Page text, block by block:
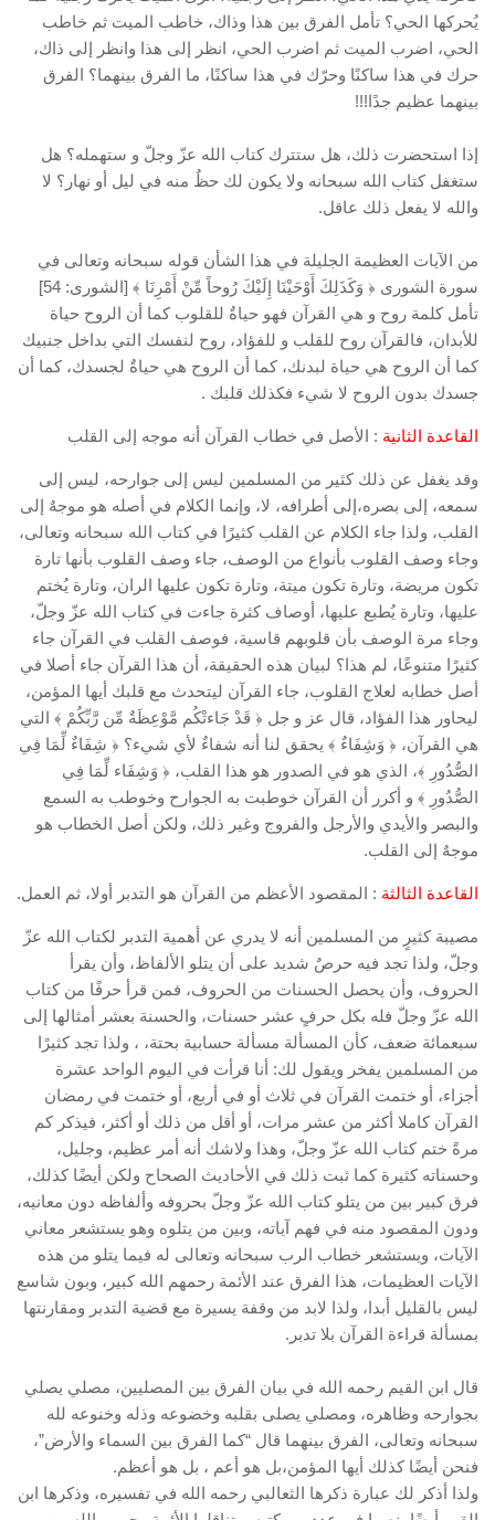
يُحركها الحي؟ تأمل الفرق بين هذا وذاك، خاطب الميت ثم خاطب
الحي، اضرب الميت ثم اضرب الحي، انظر إلى هذا وانظر إلى ذاك،
حرك في هذا ساكنًا وحرّك في هذا ساكنًا، ما الفرق بينهما؟ الفرق
بينهما عظيم جدًا!!!
إذا استحضرت ذلك، هل ستترك كتاب الله عزّ وجلّ و ستهمله؟ هل
ستغفل كتاب الله سبحانه ولا يكون لك حظٌ منه في ليل أو نهار؟ لا
والله لا يفعل ذلك عاقل.
من الآيات العظيمة الجليلة في هذا الشأن قوله سبحانه وتعالى في
سورة الشورى ﴿ وَكَذَلِكَ أَوْحَيْنَا إِلَيْكَ رُوحاً مِّنْ أَمْرِنَا ﴾ [الشورى: 54]
تأمل كلمة روح و هي القرآن فهو حياةٌ للقلوب كما أن الروح حياة
للأبدان، فالقرآن روح للقلب و للفؤاد، روح لنفسك التي بداخل جنبيك
كما أن الروح هي حياة لبدنك، كما أن الروح هي حياةٌ لجسدك، كما أن
جسدك بدون الروح لا شيء فكذلك قلبك .
القاعدة الثانية : الأصل في خطاب القرآن أنه موجه إلى القلب
وقد يغفل عن ذلك كثير من المسلمين ليس إلى جوارحه، ليس إلى
سمعه، إلى بصره،إلى أطرافه، لا، وإنما الكلام في أصله هو موجهٌ إلى
القلب، ولذا جاء الكلام عن القلب كثيرًا في كتاب الله سبحانه وتعالى،
وجاء وصف القلوب بأنواع من الوصف، جاء وصف القلوب بأنها تارة
تكون مريضة، وتارة تكون ميتة، وتارة تكون عليها الران، وتارة يُختم
عليها، وتارة يُطبع عليها، أوصاف كثرة جاءت في كتاب الله عزّ وجلّ،
وجاء مرة الوصف بأن قلوبهم قاسية، فوصف القلب في القرآن جاء
كثيرًا متنوعًا، لم هذا؟ لبيان هذه الحقيقة، أن هذا القرآن جاء أصلا في
أصل خطابه لعلاج القلوب، جاء القرآن ليتحدث مع قلبك أيها المؤمن،
ليحاور هذا الفؤاد، قال عز و جل ﴿ قَدْ جَاءتْكُم مَّوْعِظَةٌ مِّن رَّبِّكُمْ ﴾ التي
هي القرآن، ﴿ وَشِفَاءٌ ﴾ يحقق لنا أنه شفاءٌ لأي شيء؟ ﴿ شِفَاءٌ لِّمَا فِي
الصُّدُورِ ﴾، الذي هو في الصدور هو هذا القلب، ﴿ وَشِفَاء لِّمَا فِي
الصُّدُورِ ﴾ و أكرر أن القرآن خوطبت به الجوارح وخوطب به السمع
والبصر والأيدي والأرجل والفروج وغير ذلك، ولكن أصل الخطاب هو
موجهٌ إلى القلب.
القاعدة الثالثة : المقصود الأعظم من القرآن هو التدبر أولا، ثم العمل.
مصيبة كثيرٍ من المسلمين أنه لا يدري عن أهمية التدبر لكتاب الله عزّ
وجلّ، ولذا تجد فيه حرصٌ شديد على أن يتلو الألفاظ، وأن يقرأ
الحروف، وأن يحصل الحسنات من الحروف، فمن قرأ حرفًا من كتاب
الله عزّ وجلّ فله بكل حرفٍ عشر حسنات، والحسنة بعشر أمثالها إلى
سبعمائة ضعف، كأن المسألة مسألة حسابية بحتة، ، ولذا تجد كثيرًا
من المسلمين يفخر ويقول لك: أنا قرأت في اليوم الواحد عشرة
أجزاء، أو ختمت القرآن في ثلاث أو في أربع، أو ختمت في رمضان
القرآن كاملا أكثر من عشر مرات، أو أقل من ذلك أو أكثر، فيذكر كم
مرةً ختم كتاب الله عزّ وجلّ، وهذا ولاشك أنه أمر عظيم، وجليل،
وحسناته كثيرة كما ثبت ذلك في الأحاديث الصحاح ولكن أيضًا كذلك،
فرق كبير بين من يتلو كتاب الله عزّ وجلّ بحروفه وألفاظه دون معانيه،
ودون المقصود منه في فهم آياته، وبين من يتلوه وهو يستشعر معاني
الآيات، ويستشعر خطاب الرب سبحانه وتعالى له فيما يتلو من هذه
الآيات العظيمات، هذا الفرق عند الأئمة رحمهم الله كبير، وبون شاسع
ليس بالقليل أبدا، ولذا لابد من وقفة يسيرة مع قضية التدبر ومقارنتها
بمسألة قراءة القرآن بلا تدبر.
قال ابن القيم رحمه الله في بيان الفرق بين المصليين، مصلي يصلي
بجوارحه وظاهره، ومصلي يصلى بقلبه وخضوعه وذله وخنوعه لله
سبحانه وتعالى، الفرق بينهما قال “كما الفرق بين السماء والأرض”،
فنحن أيضًا كذلك أيها المؤمن،بل هو أعم ، بل هو أعظم.
ولذا أذكر لك عبارة ذكرها الثعالبي رحمه الله في تفسيره، وذكرها ابن